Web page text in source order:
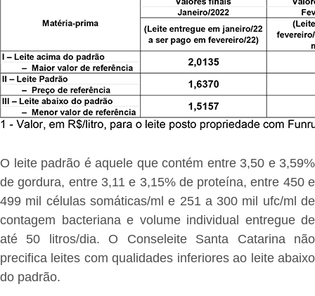
O leite padrão é aquele que contém entre 3,50 e 3,59%
de gordura, entre 3,11 e 3,15% de proteína, entre 450 e
499 mil células somáticas/ml e 251 a 300 mil ufc/ml de
contagem bacteriana e volume individual entregue de
até 50 litros/dia. O Conseleite Santa Catarina não
precifica leites com qualidades inferiores ao leite abaixo
do padrão.